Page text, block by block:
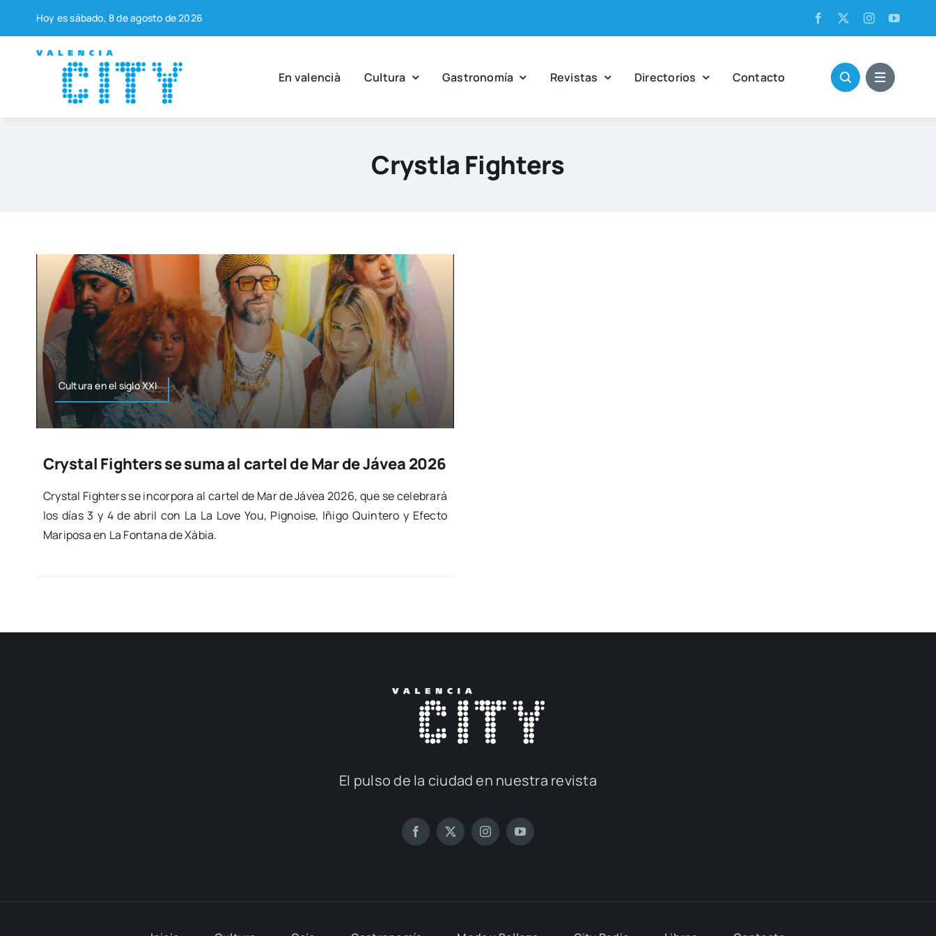
contenido
Hoy es sába­do, 8 de agos­to de 2026
En valen­cià Cul­tu­ra Gas­tro­no­mía Revis­tas Direc­to­rios Con­tac­to
Crystla Fighters
Cul­tu­ra en el siglo XXI
Crystal Fighters se suma al cartel de Mar de Jávea 2026
Crys­tal Figh­ters se incor­po­ra al car­tel de Mar de Jávea 2026, que se cele­bra­rá
los días 3 y 4 de abril con La La Love You, Pig­noi­se, Iñi­go Quin­te­ro y Efec­to
Mari­po­sa en La Fon­ta­na de Xàbia.
El pul­so de la ciu­dad en nues­tra revis­ta